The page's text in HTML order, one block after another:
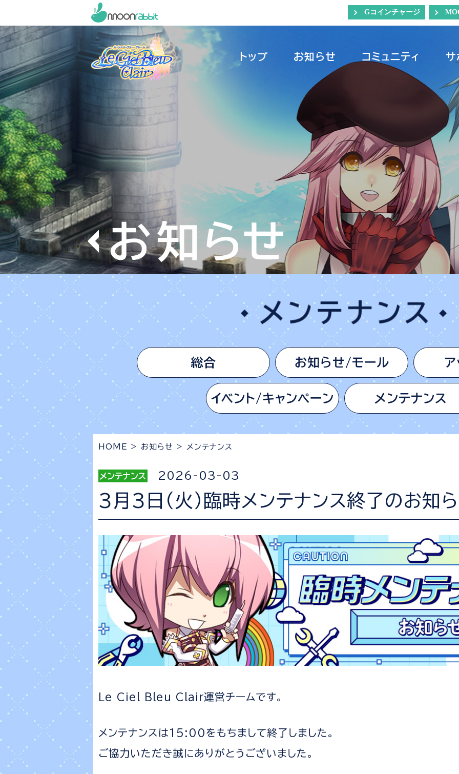
Gコインチャージ
トップ お知らせ コミュニティ サ
総合 お知らせ/モール ア
イベント/キャンペーン メンテナンス
HOME > お知らせ > メンテナンス
2026-03-03
3月3日（火）臨時メンテナンス終了のお知
Le Ciel Bleu Clair運営チームです。
メンテナンスは15:00をもちまして終了しました。
ご協力いただき誠にありがとうございました。